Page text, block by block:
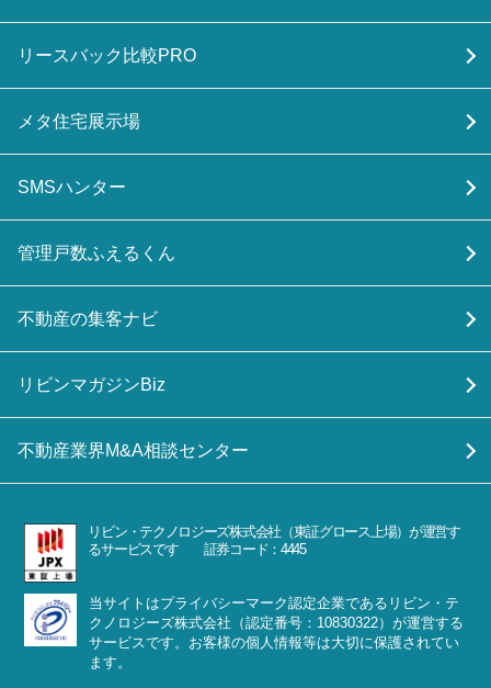
リースバック比較PRO
メタ住宅展示場
SMSハンター
管理戸数ふえるくん
不動産の集客ナビ
リビンマガジンBiz
不動産業界M&A相談センター
リビン・テクノロジーズ株式会社（東証グロース上場）が運営す
るサービスです 証券コード：4445
当サイトはプライバシーマーク認定企業であるリビン・テ
クノロジーズ株式会社（認定番号：10830322）が運営する
サービスです。お客様の個人情報等は大切に保護されてい
ます。